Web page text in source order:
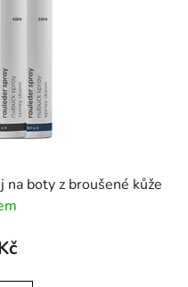
na boty z broušené kůže